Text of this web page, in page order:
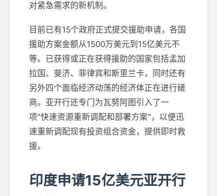
对紧急需求的新机制。
目前已有15个政府正式提交援助申请，各国
援助方案金额从1500万美元到15亿美元不
等。已获得或正在获得援助的国家包括孟加
拉国、斐济、菲律宾和斯里兰卡，同时还有
另外四个面临经济动荡的经济体正在进行磋
商。亚开行还专门为瓦努阿图引入了一
项"快速资源重新调配和部署方案"，以便迅
速重新调配现有投资组合资金，提供即时救
援。
印度申请15亿美元亚开行